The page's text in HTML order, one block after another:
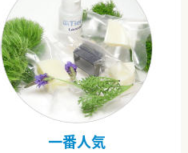
一番人気